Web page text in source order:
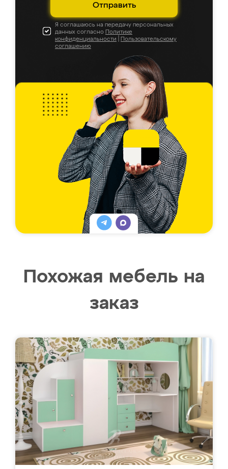
Отправить
Я соглашаюсь на передачу персональных
данных согласно Политике
конфиденциальности
Пользовательскому
соглашению
Похожая мебель на
заказ